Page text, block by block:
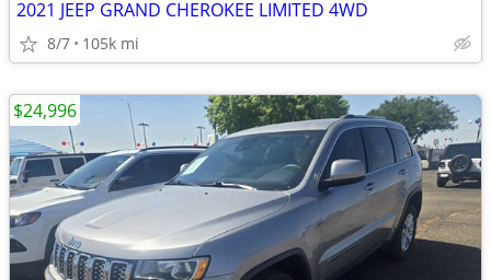
2021 JEEP GRAND CHEROKEE LIMITED 4WD
8/7 105k mi
$24,996